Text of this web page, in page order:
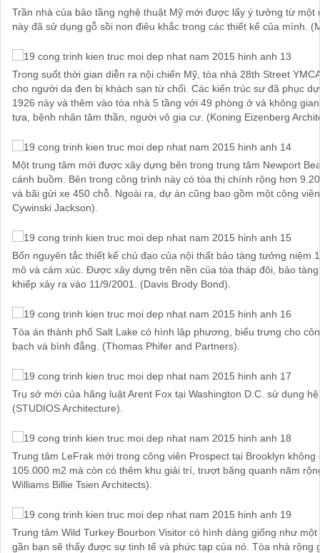
Trần nhà của bảo tầng nghệ thuật Mỹ mới được lấy ý tưởng từ
này đã sử dụng gỗ sồi non điêu khắc trong các thiết kế của mình.
Trong suốt thời gian diễn ra nội chiến Mỹ, tòa nhà 28th Street
cho người da đen bị khách sạn từ chối. Các kiến trúc sư đã phục
1926 này và thêm vào tòa nhà 5 tầng với 49 phòng ở và không
tựa, bệnh nhân tâm thần, người vô gia cư. (Koning Eizenberg
Một trung tâm mới được xây dựng bên trong trung tâm Newport
cánh buồm. Bên trong công trình này có tòa thị chính rộng hơn
và bãi gửi xe 450 chỗ. Ngoài ra, dự án cũng bao gồm một công
Cywinski Jackson).
Bốn nguyên tắc thiết kế chủ đạo của nội thất bảo tàng tưởng niệm
mô và cảm xúc. Được xây dựng trên nền của tòa tháp đôi, bảo
khiếp xảy ra vào 11/9/2001. (Davis Brody Bond).
Tòa án thành phố Salt Lake có hình lập phương, biểu trưng cho
bạch và bình đẳng. (Thomas Phifer and Partners).
Trụ sở mới của hãng luật Arent Fox tại Washington D.C. sử dụng
(STUDIOS Architecture).
Trung tâm LeFrak mới trong công viên Prospect tại Brooklyn
105.000 m2 mà còn có thêm khu giải trí, trượt băng quanh năm
Williams Billie Tsien Architects).
Trung tâm Wild Turkey Bourbon Visitor có hình dáng giống như
gần bạn sẽ thấy được sự tinh tế và phức tạp của nó. Tòa nhà rộng